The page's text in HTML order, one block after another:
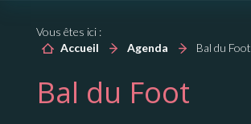
Vous êtes ici :
Accueil
Agenda Bal du Foot
Bal du Foot